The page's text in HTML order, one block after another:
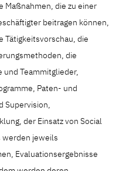
die zu einer
beitragen können,
Tätigkeitsvorschau, die
die
Teammitglieder,
Paten- und
Supervision,
der Einsatz von Social
werden jeweils
Evaluationsergebnisse